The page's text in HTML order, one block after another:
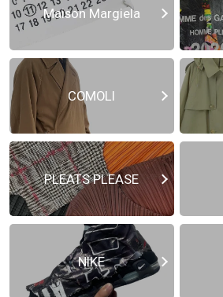
Maison Margiela
COMOLI
PLEATS PLEASE
NIKE